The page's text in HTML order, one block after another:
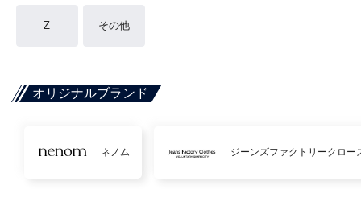
Z その他
オリジナルブランド
ネノム ジーンズファクトリークロー